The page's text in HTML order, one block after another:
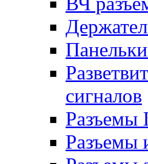
сигналов
Разъемы
Разъемы